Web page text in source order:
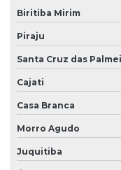
Portaria e zeladoria
Portaria e zeladoria
Poste de câmeras
Prestação de serviço
Recepção com controle
Recepção e portaria
Recepção e segurança
Biritiba Mirim
Piraju
Santa Cruz das
Cajati
Casa Branca
Morro Agudo
Juquitiba